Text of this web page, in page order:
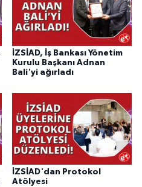
İZSİAD, İş Bankası Yönetim
Kurulu Başkanı Adnan
Bali'yi ağırladı
İZSİAD'dan Protokol
Atölyesi